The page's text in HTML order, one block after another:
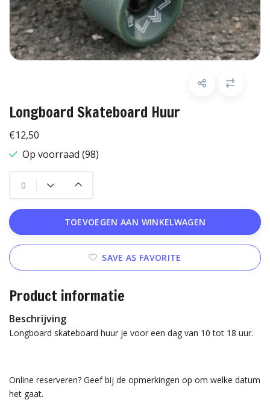
Longboard Skateboard Huur
€12,50
Op voorraad (98)
TOEVOEGEN AAN WINKELWAGEN
SAVE AS FAVORITE
Product informatie
Beschrijving
Longboard skateboard huur je voor een dag van 10 tot 18 uur.
Online reserveren? Geef bij de opmerkingen op om welke datum
het gaat.